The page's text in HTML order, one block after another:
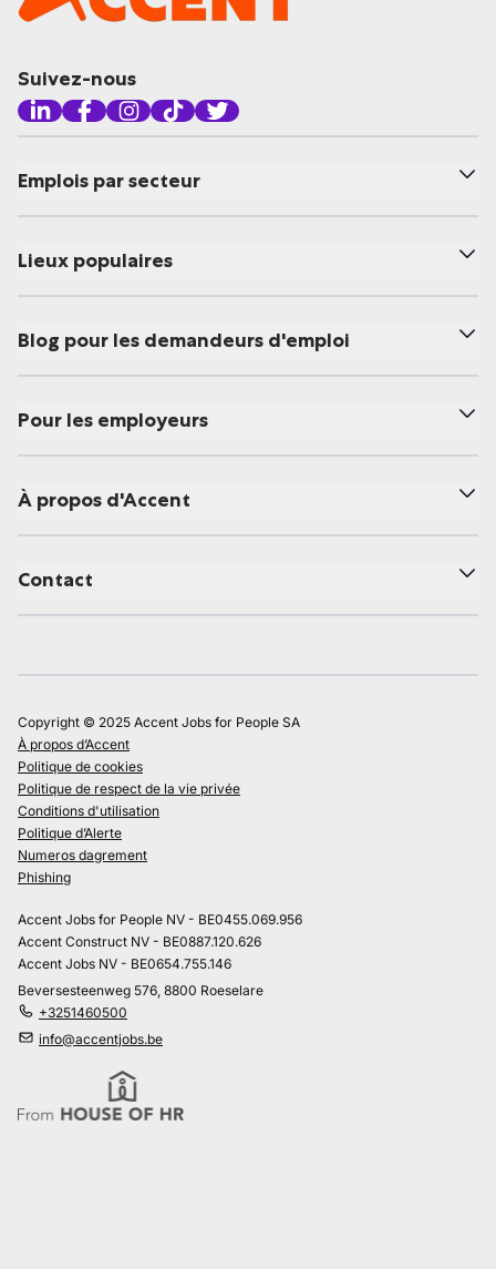
Suivez-nous
Emplois par secteur
Lieux populaires
Blog pour les demandeurs d'emploi
Pour les employeurs
À propos d'Accent
Contact
Copyright © 2025 Accent Jobs for People SA
À propos d’Accent
Politique de cookies
Politique de respect de la vie privée
Conditions d'utilisation
Politique d’Alerte
Numeros dagrement
Phishing
Accent Jobs for People NV - BE0455.069.956
Accent Construct NV - BE0887.120.626
Accent Jobs NV - BE0654.755.146
Beversesteenweg 576, 8800 Roeselare
+3251460500
info@accentjobs.be